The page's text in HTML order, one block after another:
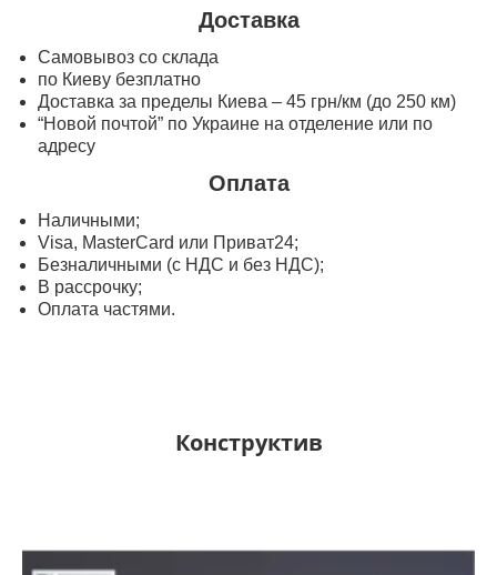
Доставка
Самовывоз со склада
по Киеву безплатно
Доставка за пределы Киева – 45 грн/км (до 250 км)
“Новой почтой” по Украине на отделение или по
адресу
Оплата
Наличными;
Visa, MasterСard или Приват24;
Безналичными (с НДС и без НДС);
В рассрочку;
Оплата частями.
Конструктив